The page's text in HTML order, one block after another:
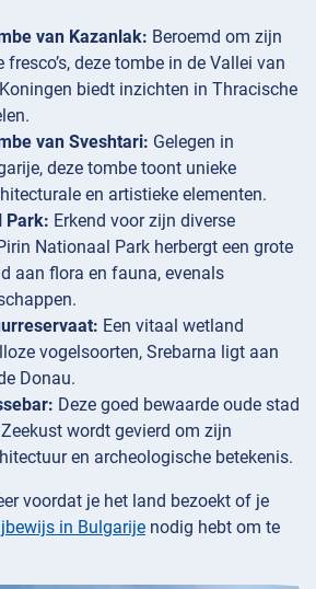
van Kazanlak: Beroemd om zijn
fresco’s, deze tombe in de Vallei van
biedt inzichten in Thracische
van Sveshtari: Gelegen in
deze tombe toont unieke
en artistieke elementen.
Park: Erkend voor zijn diverse
Nationaal Park herbergt een grote
aan flora en fauna, evenals
Een vitaal wetland
vogelsoorten, Srebarna ligt aan
Donau.
Deze goed bewaarde oude stad
wordt gevierd om zijn
en archeologische betekenis.
voordat je het land bezoekt of je
in Bulgarije nodig hebt om te